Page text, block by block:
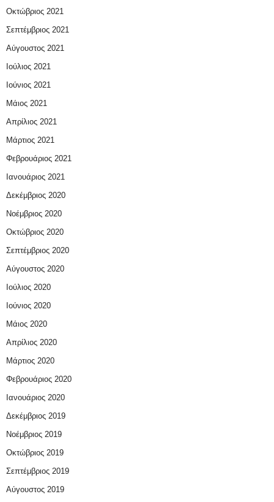
Οκτώβριος 2021
Σεπτέμβριος 2021
Αύγουστος 2021
Ιούλιος 2021
Ιούνιος 2021
Μάιος 2021
Απρίλιος 2021
Μάρτιος 2021
Φεβρουάριος 2021
Ιανουάριος 2021
Δεκέμβριος 2020
Νοέμβριος 2020
Οκτώβριος 2020
Σεπτέμβριος 2020
Αύγουστος 2020
Ιούλιος 2020
Ιούνιος 2020
Μάιος 2020
Απρίλιος 2020
Μάρτιος 2020
Φεβρουάριος 2020
Ιανουάριος 2020
Δεκέμβριος 2019
Νοέμβριος 2019
Οκτώβριος 2019
Σεπτέμβριος 2019
Αύγουστος 2019